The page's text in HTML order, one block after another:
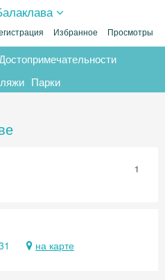
Избранное Просмотры
Парки
1
на карте